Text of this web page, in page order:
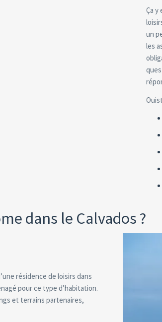
Ça
un
les
dans le Calvados ?
résidence de loisirs dans
pour ce type d’habitation.
et terrains partenaires,